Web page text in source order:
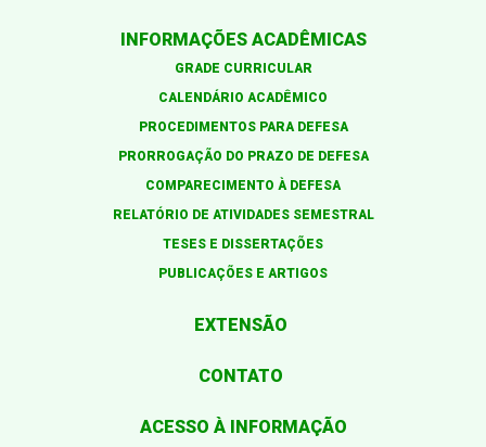
INFORMAÇÕES ACADÊMICAS
GRADE CURRICULAR
CALENDÁRIO ACADÊMICO
PROCEDIMENTOS PARA DEFESA
PRORROGAÇÃO DO PRAZO DE DEFESA
COMPARECIMENTO À DEFESA
RELATÓRIO DE ATIVIDADES SEMESTRAL
TESES E DISSERTAÇÕES
PUBLICAÇÕES E ARTIGOS
EXTENSÃO
CONTATO
ACESSO À INFORMAÇÃO